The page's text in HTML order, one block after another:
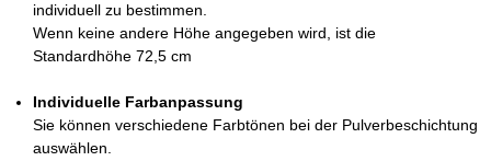
individuell zu bestimmen.
Wenn keine andere Höhe angegeben wird, ist die
Standardhöhe 72,5 cm
Individuelle Farbanpassung
Sie können verschiedene Farbtönen bei der Pulverbeschichtung
auswählen.